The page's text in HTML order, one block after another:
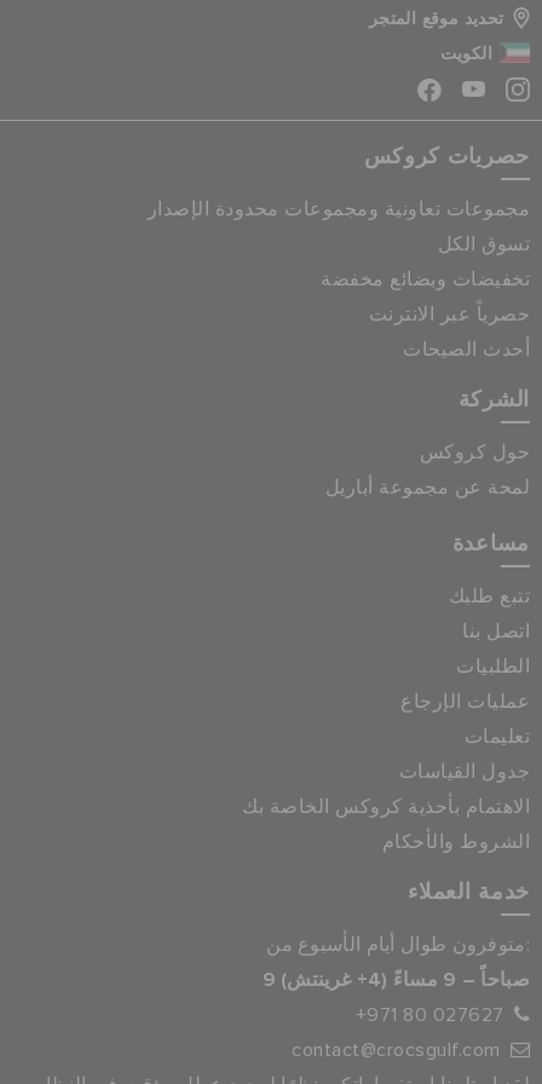
تحديد موقع المتجر
الكويت
حصريات كروكس
مجموعات تعاونية ومجموعات محدودة الإصدار
تسوق الكل
تخفيضات وبضائع مخفضة
حصرياً عبر الانترنت
أحدث الصيحات
الشركة
حول كروكس
لمحة عن مجموعة أباريل
مساعدة
تتبع طلبك
اتصل بنا
الطلبيات
عمليات الإرجاع
تعليمات
جدول القياسات
الاهتمام بأحذية كروكس الخاصة بك
الشروط والأحكام
خدمة العملاء
متوفرون طوال أيام الأسبوع من:
9 صباحاً – 9 مساءً (4+ غرينتش)
+971 80 027627
contact@crocsgulf.com